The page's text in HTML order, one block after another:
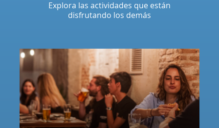
Explora las actividades que están
disfrutando los demás